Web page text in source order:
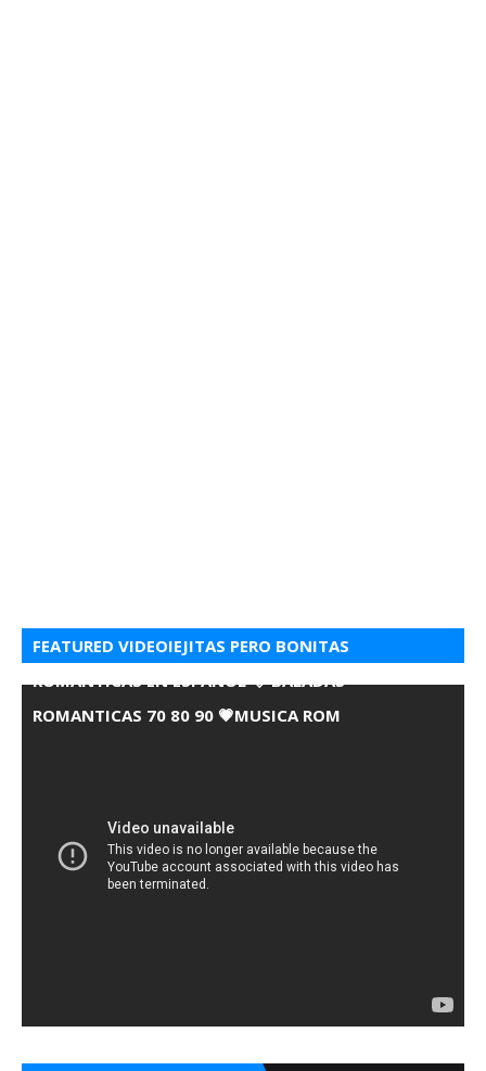
FEATURED VIDEOIEJITAS PERO BONITAS
ROMANTICAS EN ESPANOL 💘 BALADAS
ROMANTICAS 70 80 90 💗MUSICA ROM